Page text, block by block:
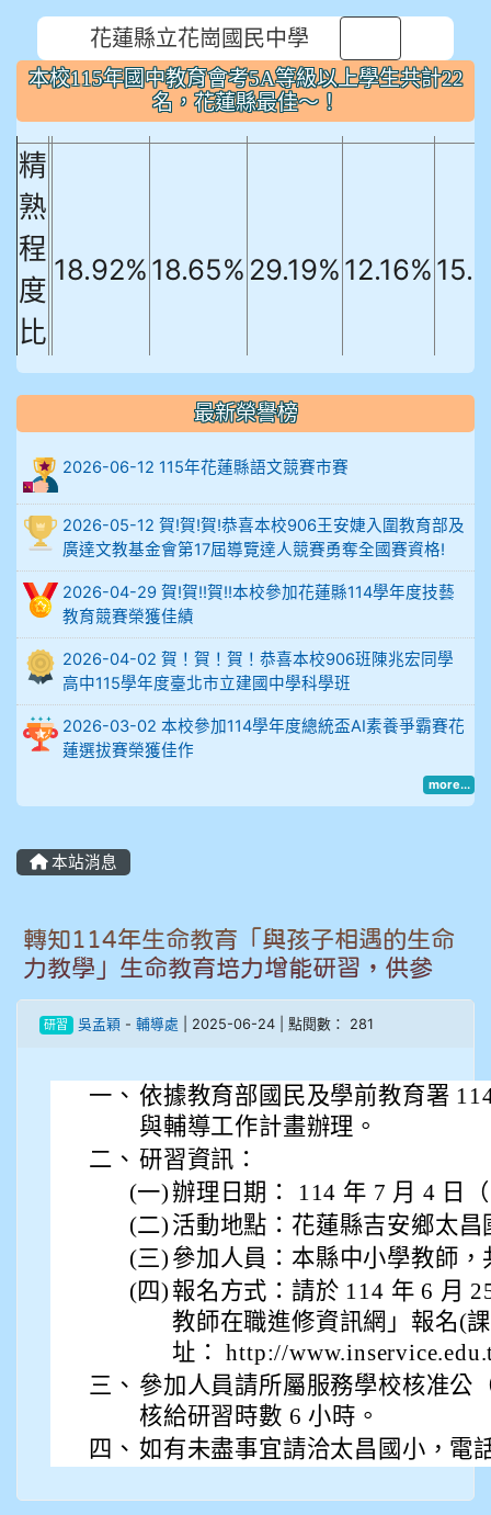
花蓮縣立花崗國民中學
本校115年國中教育會考5A等級以上學生共計22
名，花蓮縣最佳～！
本校115年國中教育會考5A等級以上
學生共計22名，花蓮縣最佳～！
英文 數學
精
熟
程
度
比
18.92% 18.65% 29.19% 12.16%
906陳兆宏 5A10+ 作文5
912余 嘉 5A10+
914謝佩臻 5A10+
902蘇奕愷
903陳品帆
904彭子庭
905蔣昇和
907張晏寧
908彭主豪
909林玉楓
909林朝智
911王祉傑
最新榮譽榜
2026-06-12 115年花蓮縣語文競賽市賽
2026-05-12 賀!賀!賀!恭喜本校906王安婕入圍教育部及
廣達文教基金會第17屆導覽達人競賽勇奪全國賽資格!
2026-04-29 賀!賀!!賀!!本校參加花蓮縣114學年度技藝
教育競賽榮獲佳績
2026-04-02 賀！賀！賀！恭喜本校906班陳兆宏同學
高中115學年度臺北市立建國中學科學班
2026-03-02 本校參加114學年度總統盃AI素養爭霸賽花
蓮選拔賽榮獲佳作
more...
本站消息
轉知114年生命教育「與孩子相遇的生命
力教學」生命教育培力增能研習，供參
研習 吳孟穎- 輔導處 | 2025-06-24 | 點閱數： 281
一、 依據教育部國民及學前教育署
與輔導工作計畫辦理。
二、 研習資訊：
(一)辦理日期： 114 年 7 月 4 日
(二) 活動地點：花蓮縣吉安鄉太昌
(三) 參加人員：本縣中小學教師，
(四) 報名方式：請於 114 年 6 月
教師在職進修資訊網」報名(
址： http://
三、 參加人員請所屬服務學校核准公
核給研習時數 6 小時。
四、 如有未盡事宜請洽太昌國小，電